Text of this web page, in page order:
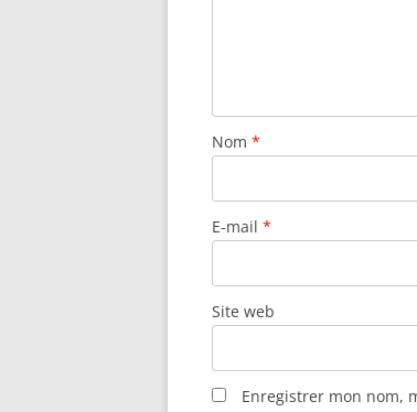
Nom *
E-mail *
Site web
Enregistrer mon nom,